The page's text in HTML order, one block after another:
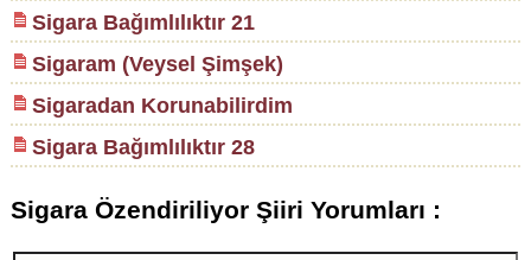
Sigara Bağımlılıktır 21
Sigaram (Veysel Şimşek)
Sigaradan Korunabilirdim
Sigara Bağımlılıktır 28
Sigara Özendiriliyor Şiiri Yorumları :